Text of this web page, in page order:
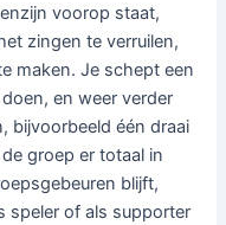
voorop staat,
zingen te verruilen,
maken. Je schept een
en weer verder
bijvoorbeeld één draai
groep er totaal in
blijft,
speler of als supporter